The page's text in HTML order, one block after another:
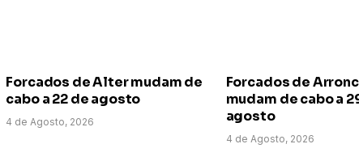
Forcados de Alter mudam de
cabo a 22 de agosto
4 de Agosto, 2026
Forcados de
mudam de cabo a
agosto
4 de Agosto, 2026